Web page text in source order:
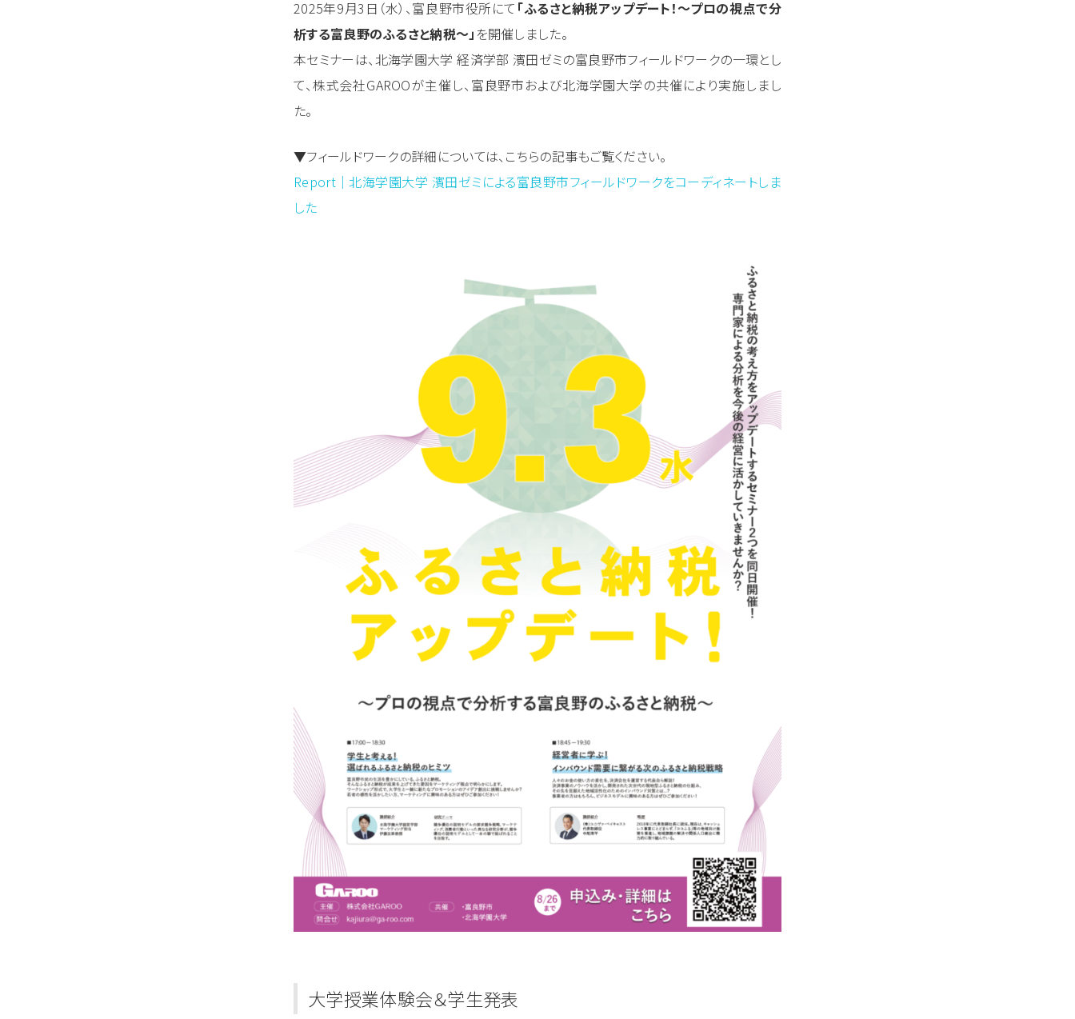
2025年9月3日（水）、富良野市役所にて 「ふるさと納税アップデート！～プロの視点で分
析する富良野のふるさと納税～」 を開催しました。
本セミナーは、北海学園大学 経済学部 濱田ゼミの富良野市フィールドワークの一環とし
て、株式会社GAROOが主催し、富良野市および北海学園大学の共催により実施しまし
た。
▼フィールドワークの詳細については、こちらの記事もご覧ください。
Report｜北海学園大学 濱田ゼミによる富良野市フィールドワークをコーディネートしま
した
大学授業体験会＆学生発表